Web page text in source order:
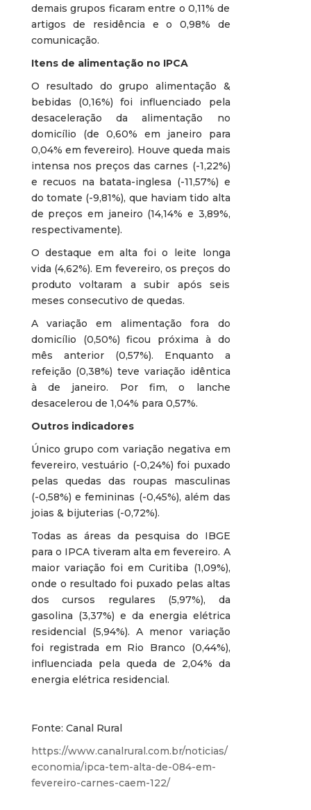
demais grupos ficaram entre o 0,11% de
artigos de residência e o 0,98% de
comunicação.
Itens de alimentação no IPCA
O resultado do grupo alimentação &
bebidas (0,16%) foi influenciado pela
desaceleração da alimentação no
domicílio (de 0,60% em janeiro para
0,04% em fevereiro). Houve queda mais
intensa nos preços das carnes (-1,22%)
e recuos na batata-inglesa (-11,57%) e
do tomate (-9,81%), que haviam tido alta
de preços em janeiro (14,14% e 3,89%,
respectivamente).
O destaque em alta foi o leite longa
vida (4,62%). Em fevereiro, os preços do
produto voltaram a subir após seis
meses consecutivo de quedas.
A variação em alimentação fora do
domicílio (0,50%) ficou próxima à do
mês anterior (0,57%). Enquanto a
refeição (0,38%) teve variação idêntica
à de janeiro. Por fim, o lanche
desacelerou de 1,04% para 0,57%.
Outros indicadores
Único grupo com variação negativa em
fevereiro, vestuário (-0,24%) foi puxado
pelas quedas das roupas masculinas
(-0,58%) e femininas (-0,45%), além das
joias & bijuterias (-0,72%).
Todas as áreas da pesquisa do IBGE
para o IPCA tiveram alta em fevereiro. A
maior variação foi em Curitiba (1,09%),
onde o resultado foi puxado pelas altas
dos cursos regulares (5,97%), da
gasolina (3,37%) e da energia elétrica
residencial (5,94%). A menor variação
foi registrada em Rio Branco (0,44%),
influenciada pela queda de 2,04% da
energia elétrica residencial.
Fonte: Canal Rural
https://www.canalrural.com.br/noticias/
economia/ipca-tem-alta-de-084-em-
fevereiro-carnes-caem-122/